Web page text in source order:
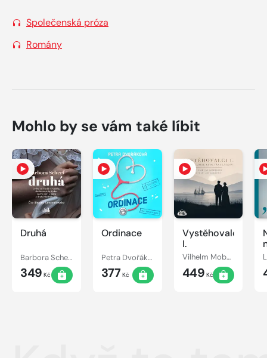
Společenská próza
Romány
Mohlo by se vám také líbit
Druhá
Barbora Scherf
349 Kč
Ordinace
Petra Dvořáková
377Kč
Vystěhovalci
I.
Vilhelm Moberg
449 Kč